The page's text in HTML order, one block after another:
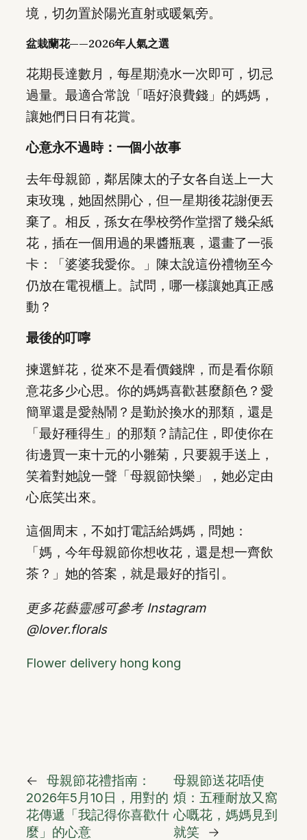
境，切勿置於陽光直射或暖氣旁。
盆栽蘭花——2026年人氣之選
花期長達數月，每星期澆水一次即可，切忌
過量。最適合常說「唔好浪費錢」的媽媽，
讓她們日日有花賞。
心意永不過時：一個小故事
去年母親節，鄰居陳太的子女各自送上一大
束玫瑰，她固然開心，但一星期後花謝便丟
棄了。相反，孫女在學校勞作堂摺了幾朵紙
花，插在一個用過的果醬瓶裏，還畫了一張
卡：「婆婆我愛你。」陳太說這份禮物至今
仍放在電視櫃上。試問，哪一樣讓她真正感
動？
最後的叮嚀
揀選鮮花，從來不是看價錢牌，而是看你願
意花多少心思。你的媽媽喜歡甚麼顏色？愛
簡單還是愛熱鬧？是勤於換水的那類，還是
「最好種得生」的那類？請記住，即使你在
街邊買一束十元的小雛菊，只要親手送上，
笑着對她說一聲「母親節快樂」，她必定由
心底笑出來。
這個周末，不如打電話給媽媽，問她：
「媽，今年母親節你想收花，還是想一齊飲
茶？」她的答案，就是最好的指引。
更多花藝靈感可參考 Instagram
@lover.florals
Flower delivery hong kong
←
母親節花禮指南：
2026年5月10日，用對的
花傳遞「我記得你喜歡什
麼」的心意
母親節送花唔使
煩：五種耐放又窩
心嘅花，媽媽見到
就笑
→